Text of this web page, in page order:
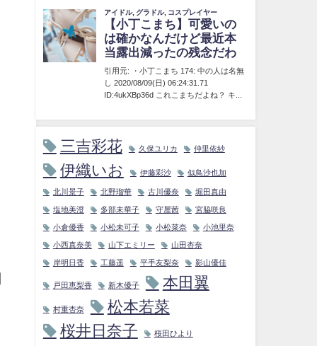
三吉彩花 久保ユリカ 仲里依紗
伊織いお 伊藤彩沙 似鳥沙也加
北川景子 北野瑠華 古川優奈 堀田真由
塩地美澄 多部未華子 守屋茜 宮脇咲良
小倉優香 小松未可子 小松菜奈 小池里奈
小西真奈美 山下エミリー 山田杏奈
岸明日香 工藤遥 平手友梨奈 影山優佳
戸田恵梨香 新木優子 本田翼
村重杏奈
松本若菜
桜井日奈子
桜田ひより